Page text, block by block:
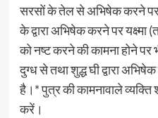
सरसों के तेल से अभिषेक करने
के द्वारा अभिषेक करने पर यक्ष्मा
को नष्ट करने की कामना होने
दुग्ध से तथा शुद्ध घी द्वारा
है।* पुत्र की कामनावाले
करें।